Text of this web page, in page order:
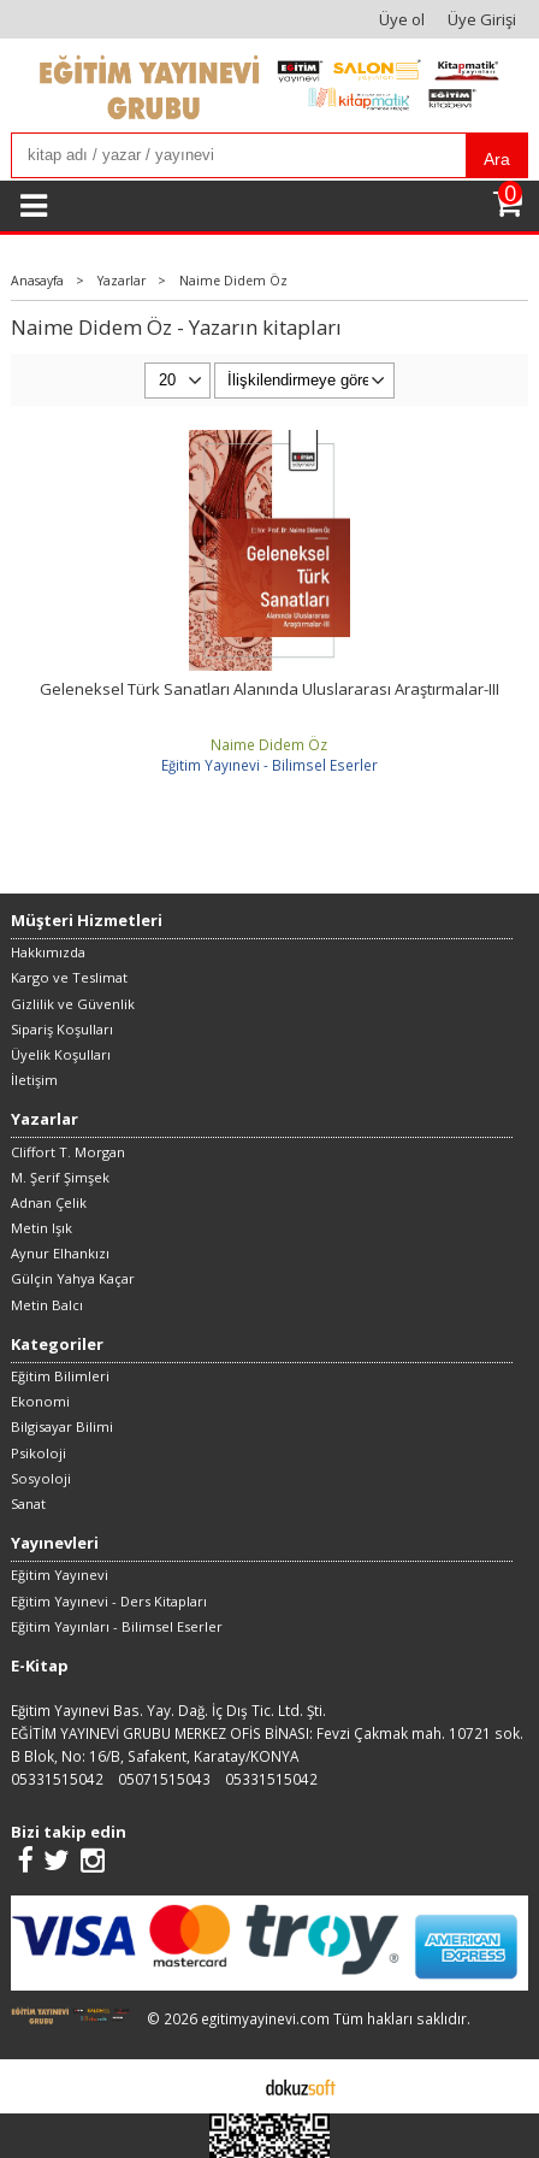
Üye ol Üye Girişi
Ara
0
Anasayfa > Yazarlar > Naime Didem Öz
Naime Didem Öz - Yazarın kitapları
Geleneksel Türk Sanatları Alanında Uluslararası Araştırmalar-III
Naime Didem Öz
Eğitim Yayınevi - Bilimsel Eserler
Müşteri Hizmetleri
Hakkımızda
Kargo ve Teslimat
Gizlilik ve Güvenlik
Sipariş Koşulları
Üyelik Koşulları
İletişim
Yazarlar
Cliffort T. Morgan
M. Şerif Şimşek
Adnan Çelik
Metin Işık
Aynur Elhankızı
Gülçin Yahya Kaçar
Metin Balcı
Kategoriler
Eğitim Bilimleri
Ekonomi
Bilgisayar Bilimi
Psikoloji
Sosyoloji
Sanat
Yayınevleri
Eğitim Yayınevi
Eğitim Yayınevi - Ders Kitapları
Eğitim Yayınları - Bilimsel Eserler
E-Kitap
Eğitim Yayınevi Bas. Yay. Dağ. İç Dış Tic. Ltd. Şti.
EĞİTİM YAYINEVİ GRUBU MERKEZ OFİS BİNASI: Fevzi Çakmak mah. 10721 sok.
B Blok, No: 16/B, Safakent, Karatay/KONYA
05331515042
05071515043 05331515042
Bizi takip edin
© 2026 egitimyayinevi.com Tüm hakları saklıdır.